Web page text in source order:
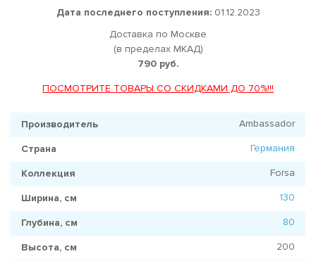
Дата последнего поступления:01.12.2023
Доставка по Москве
(в пределах МКАД)
790 руб.
ПОСМОТРИТЕ ТОВАРЫ СО СКИДКАМИ ДО 70%!!!
Производитель Ambassador
Страна Германия
Коллекция Forsa
Ширина, см 130
Глубина, см 80
Высота, см 200